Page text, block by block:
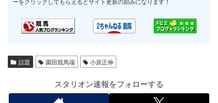
話題 園田競馬場 小原正伸
スタリオン速報をフォローする